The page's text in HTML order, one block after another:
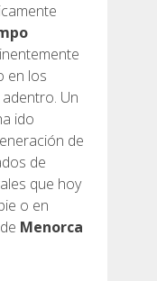
en los
Un
ido
de
de
que hoy
o en
Menorca